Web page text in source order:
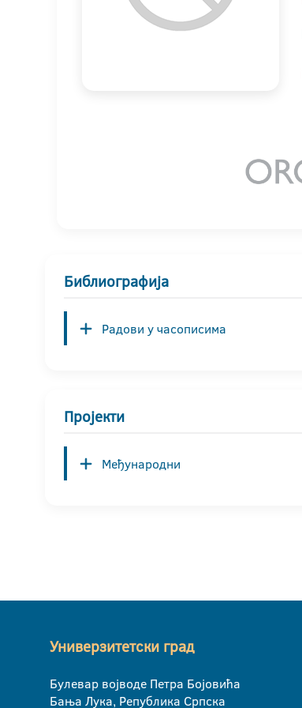
Библиографија
Радови у часописима
Пројекти
Међународни
Универзитетски град
Булевар војводе Петра Бојовића
Бања Лука, Република Српска